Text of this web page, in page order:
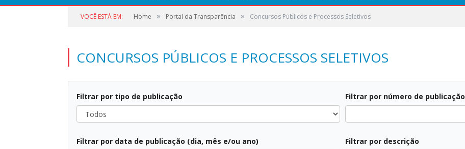
VOCÊ ESTÁ EM: Home » Portal da Transparência » Concursos Públicos e Processos Seletivos
CONCURSOS PÚBLICOS E PROCESSOS SELETIVOS
Filtrar por tipo de publicação
Todos
Filtrar por número de publicação
Filtrar por data de publicação (dia, mês e/ou ano)
Filtrar por descrição